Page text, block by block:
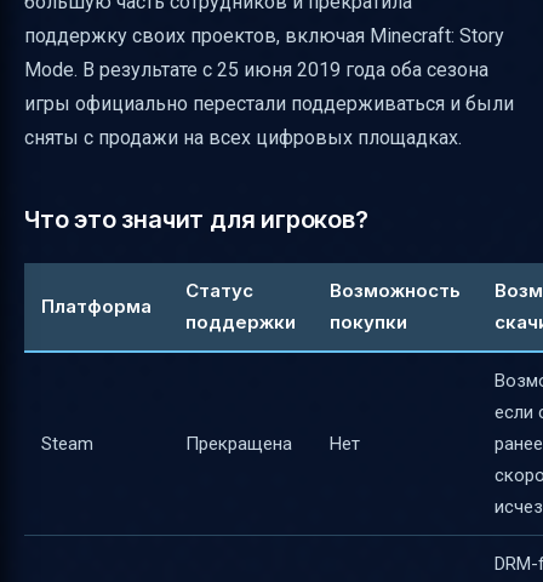
поддержку своих проектов, включая Minecraft: Story
Mode. В результате с 25 июня 2019 года оба сезона
игры официально перестали поддерживаться и были
сняты с продажи на всех цифровых площадках.
Что это значит для игроков?
Платформа
Статус
поддержки
Возможность
покупки
Steam Прекращена Нет
если